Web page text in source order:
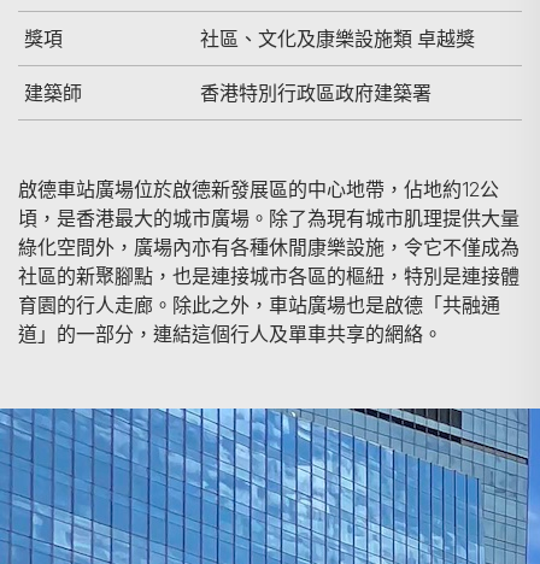
獎項 社區、文化及康樂設施類 卓越獎
建築師 香港特別行政區政府建築署
啟德車站廣場位於啟德新發展區的中心地帶，佔地約12公
頃，是香港最大的城市廣場。除了為現有城市肌理提供大量
綠化空間外，廣場內亦有各種休閒康樂設施，令它不僅成為
社區的新聚腳點，也是連接城市各區的樞紐，特別是連接體
育園的行人走廊。除此之外，車站廣場也是啟德「共融通
道」的一部分，連結這個行人及單車共享的網絡。